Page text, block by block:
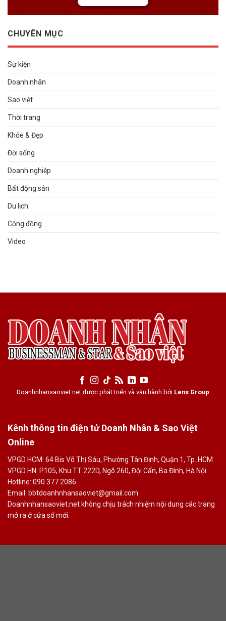
CHUYÊN MỤC
Sự kiện
Doanh nhân
Sao việt
Thời trang
Khỏe & Đẹp
Đời sống
Doanh nghiệp
Bất động sản
Du lịch
Cộng đồng
Video
Doanhnhansaoviet.net được phát triển và vận hành bởi Lens Group
Kênh thông tin điện tử Doanh Nhân & Sao Việt
Online
VPGD HCM: 64 Bis Võ Thị Sáu, Phường Tân Định, Quận 1, Tp. HCM
VPGD HN: P105, Khu TT 222D, Ngõ 260, Đội Cấn, Ba Đình, Hà Nội.
Hotline: 090 377 2086
Email: bbtdoanhnhansaoviet@gmail.com
Doanhnhansaoviet.net không chịu trách nhiệm nội dung các trang
mở ra ở cửa sổ mới.